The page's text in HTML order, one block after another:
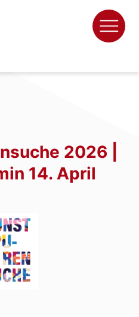
2026 |
14. April